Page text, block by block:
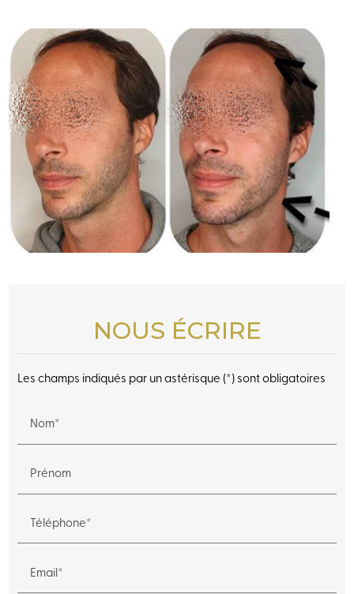
NOUS ÉCRIRE
Les champs indiqués par un astérisque (*) sont obligatoires
Nom*
Prénom
Téléphone*
Email*